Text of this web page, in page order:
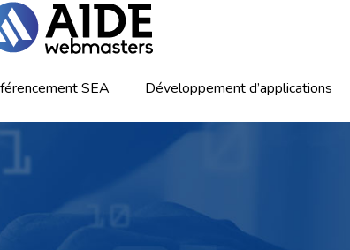
SEA Développement d’applications